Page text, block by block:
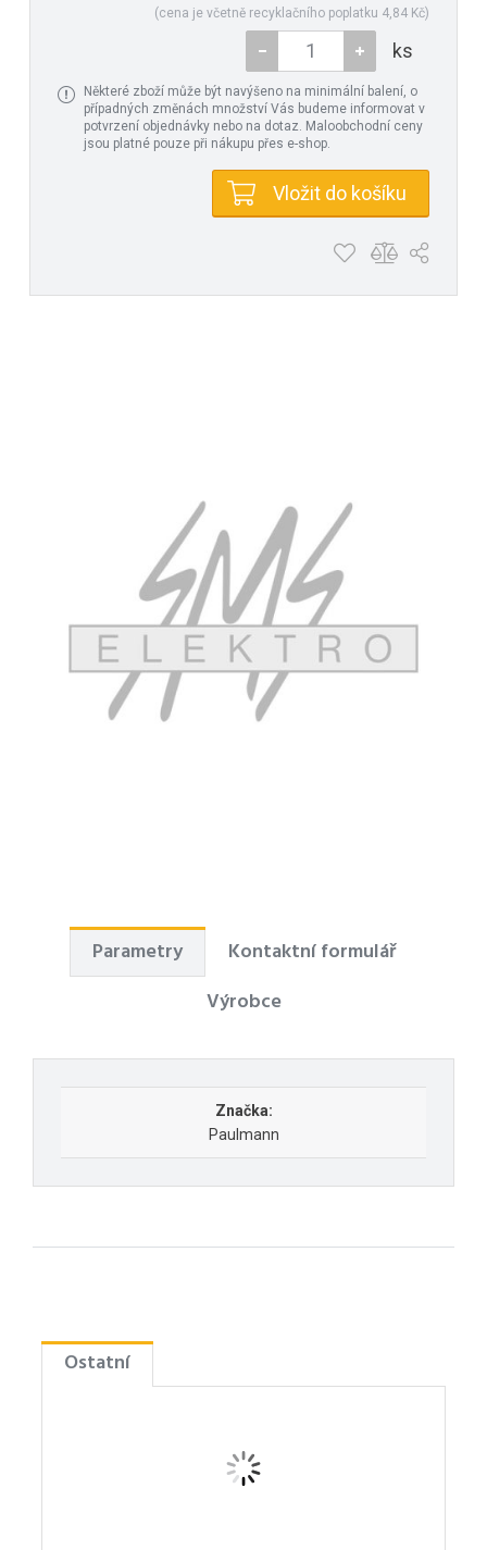
(cena je včetně recyklačního poplatku 4,84 Kč)
ks
Některé zboží může být navýšeno na minimální balení, o
případných změnách množství Vás budeme informovat v
potvrzení objednávky nebo na dotaz. Maloobchodní ceny
jsou platné pouze při nákupu přes e-shop.
Vložit do košíku
Parametry
Kontaktní formulář
Výrobce
Značka:
Paulmann
Ostatní